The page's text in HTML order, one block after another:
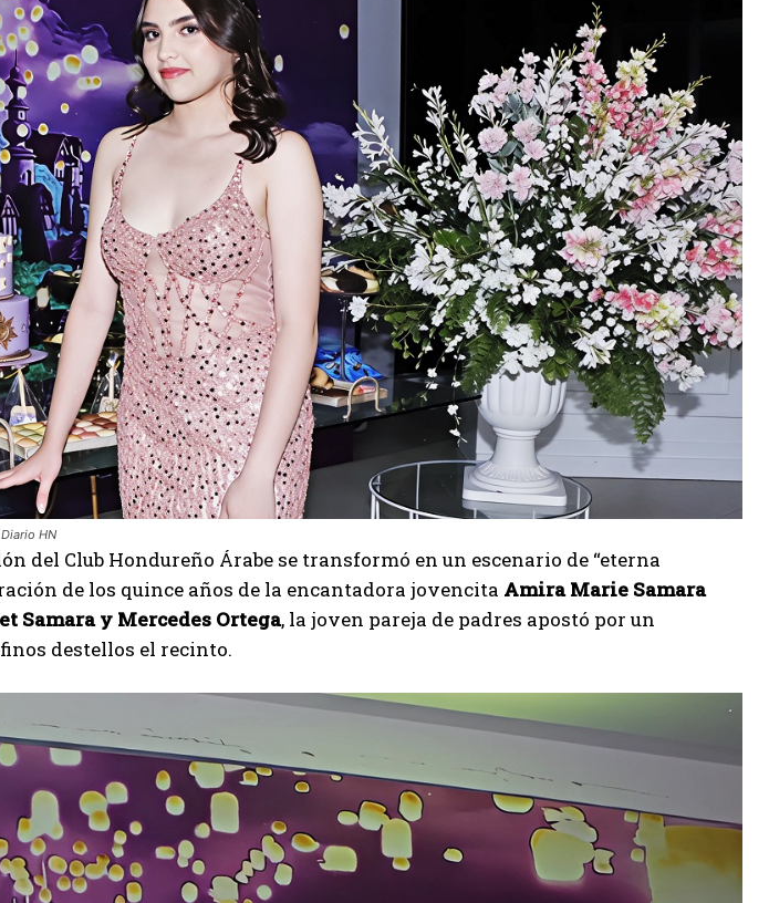
HN
del Club Hondureño Árabe se transformó en un escenario de “eterna
de los quince años de la encantadora jovencita Amira Marie Samara
Samara y Mercedes Ortega, la joven pareja de padres apostó por un
destellos el recinto.